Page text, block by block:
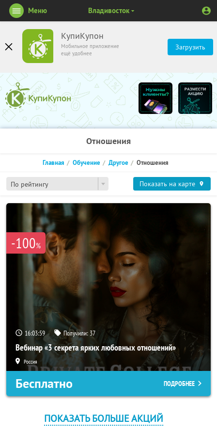
КупиКупон
Мобильное приложение
ещё удобнее
Загрузить
Меню Владивосток
Отношения
По рейтингу
Главная Обучение Другое Отношения
Показать на карте
-100%
16:03:59 Получили: 37
Вебинар «3 секрета ярких любовных отношений»
Россия
Бесплатно ПОДРОБНЕЕ
ПОКАЗАТЬ БОЛЬШЕ АКЦИЙ